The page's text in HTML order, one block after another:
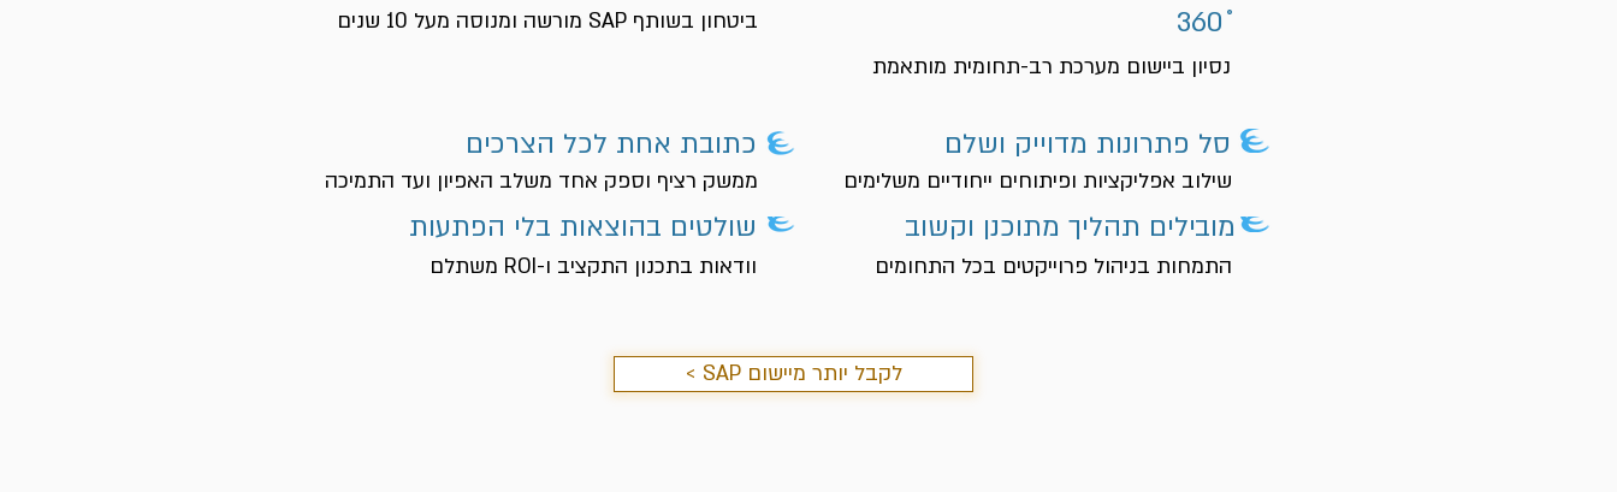
שולטים בהוצאות בלי הפתעות
וודאות בתכנון התקציב ו-ROI משתלם
מובילים תהליך מתוכנן וקשוב
התמחות בניהול פרוייקטים בכל התחומים
< SAP לקבל יותר מיישום
ביטחון בשותף SAP מורשה ומנוסה מעל 10 שנים
˚360
נסיון ביישום מערכת רב-תחומית מותאמת
כתובת אחת לכל הצרכים
ממשק רציף וספק אחד משלב האפיון ועד התמיכה
סל פתרונות מדוייק ושלם
שילוב אפליקציות ופיתוחים ייחודיים משלימים